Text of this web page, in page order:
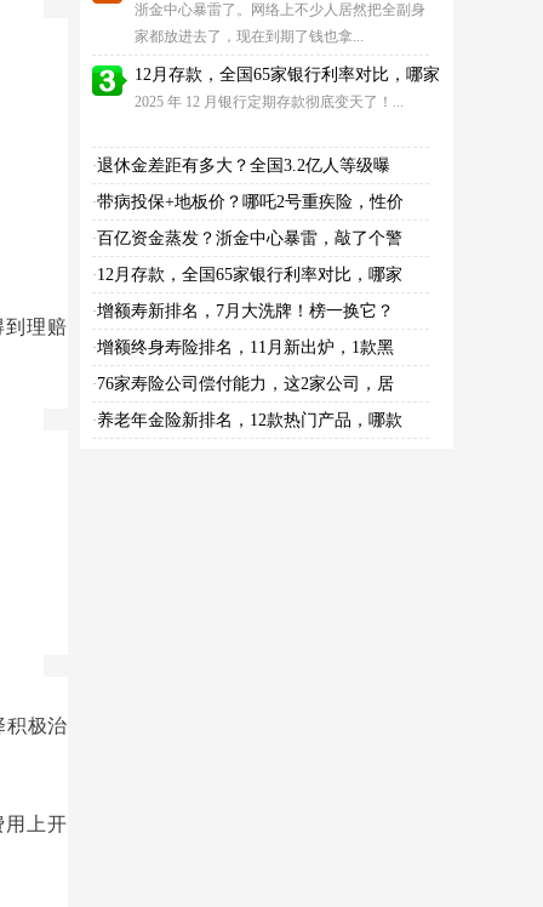
到理赔
积极治
上开
浙金中心暴雷了。网络上不少人居然把全副身
家都放进去了，现在到期了钱也拿...
12月存款，全国65家银行利率对比，哪家
2025 年 12 月银行定期存款彻底变天了！...
·退休金差距有多大？全国3.2亿人等级曝
·带病投保+地板价？哪吒2号重疾险，性价
·百亿资金蒸发？浙金中心暴雷，敲了个警
·12月存款，全国65家银行利率对比，哪家
·增额寿新排名，7月大洗牌！榜一换它？
·增额终身寿险排名，11月新出炉，1款黑
·76家寿险公司偿付能力，这2家公司，居
·养老年金险新排名，12款热门产品，哪款